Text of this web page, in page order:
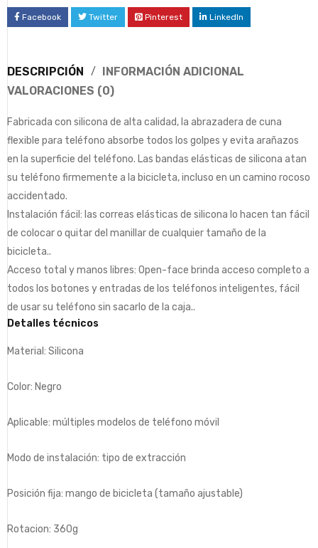
Facebook Twitter Pinterest LinkedIn
DESCRIPCIÓN
INFORMACIÓN ADICIONAL
VALORACIONES (0)
Fabricada con silicona de alta calidad, la abrazadera de cuna
flexible para teléfono absorbe todos los golpes y evita arañazos
en la superficie del teléfono. Las bandas elásticas de silicona atan
su teléfono firmemente a la bicicleta, incluso en un camino rocoso
accidentado.
Instalación fácil: las correas elásticas de silicona lo hacen tan fácil
de colocar o quitar del manillar de cualquier tamaño de la
bicicleta..
Acceso total y manos libres: Open-face brinda acceso completo a
todos los botones y entradas de los teléfonos inteligentes, fácil
de usar su teléfono sin sacarlo de la caja..
Detalles técnicos
Material: Silicona
Color: Negro
Aplicable: múltiples modelos de teléfono móvil
Modo de instalación: tipo de extracción
Posición fija: mango de bicicleta (tamaño ajustable)
Rotacion: 360g